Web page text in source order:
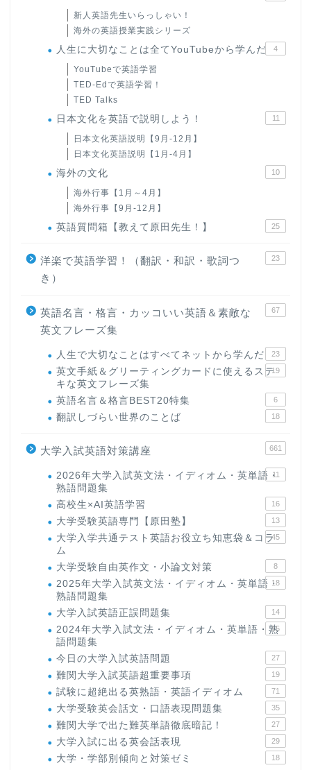
新人英語先生いらっしゃい！
海外の英語授業実践シリーズ
人生に大切なことは全てYouTubeから学んだ 4
YouTubeで英語学習
TED-Edで英語学習！
TED Talks
日本文化を英語で説明しよう！ 11
日本文化英語説明【9月-12月】
日本文化英語説明【1月-4月】
海外の文化 10
海外行事【1月～4月】
海外行事【9月-12月】
英語質問箱【教えて原田先生！】 25
洋楽で英語学習！（翻訳・和訳・歌詞つ
き）
23
英語名言・格言・カッコいい英語＆素敵な
英文フレーズ集
67
人生で大切なことはすべてネットから学んだ 23
英文手紙＆グリーティングカードに使えるステ
キな英文フレーズ集
19
英語名言＆格言BEST20特集 6
翻訳しづらい世界のことば 18
大学入試英語対策講座 661
2026年大学入試英文法・イディオム・英単語・
熟語問題集
11
高校生×AI英語学習 16
大学受験英語専門【原田塾】 13
大学入学共通テスト英語お役立ち知恵袋＆コラ
ム
45
大学受験自由英作文・小論文対策 8
2025年大学入試英文法・イディオム・英単語・
熟語問題集
18
大学入試英語正誤問題集 14
2024年大学入試文法・イディオム・英単語・熟
語問題集
15
今日の大学入試英語問題 27
難関大学入試英語超重要事項 19
試験に超絶出る英熟語・英語イディオム 71
大学受験英会話文・口語表現問題集 35
難関大学で出た難英単語徹底暗記！ 27
大学入試に出る英会話表現 29
大学・学部別傾向と対策ゼミ 18